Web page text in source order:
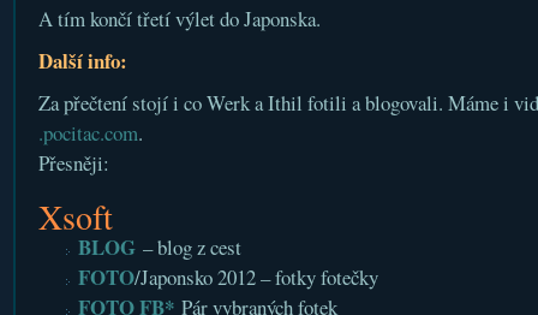
A tím končí třetí výlet do Japonska.
Další info:
Za přečtení stojí i co Werk a Ithil fotili a blogovali. Máme i
.pocitac.com.
Přesněji:
Xsoft
BLOG– blog z cest
FOTO/Japonsko 2012 – fotky fotečky
FOTO FB*Pár vybraných fotek